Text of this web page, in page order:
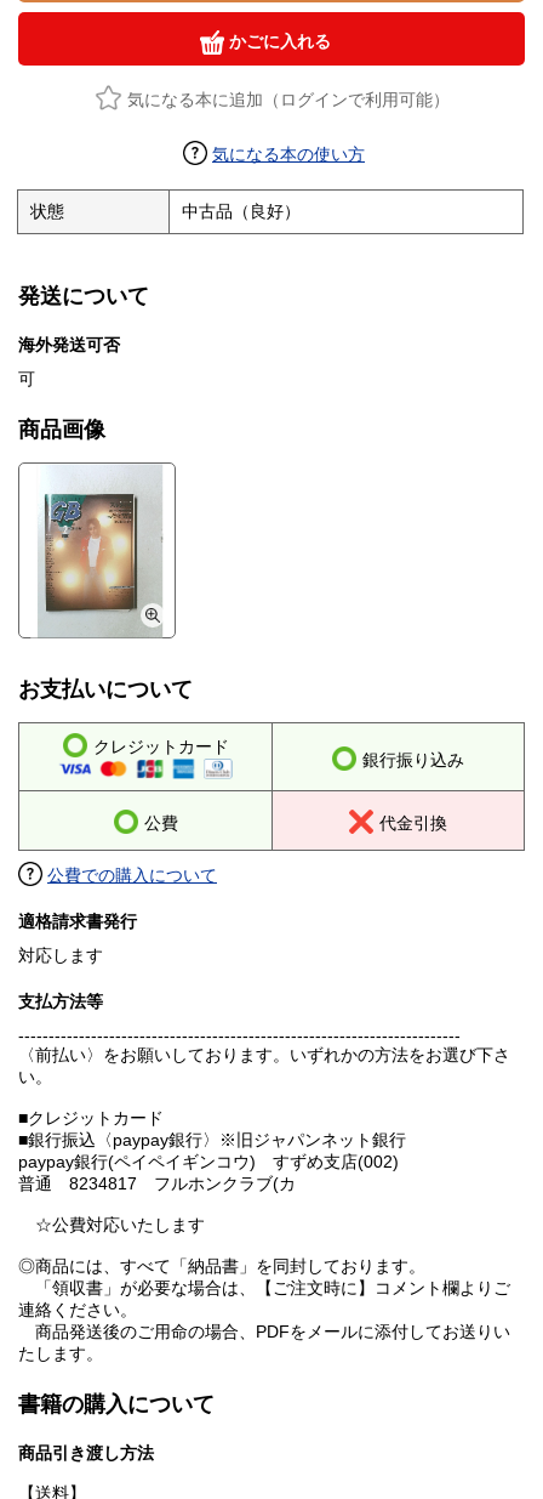
かごに入れる
気になる本に追加（ログインで利用可能）
気になる本の使い方
状態 中古品（良好）
発送について
海外発送可否
可
商品画像
お支払いについて
クレジットカード
銀行振り込み
公費 代金引換
公費での購入について
適格請求書発行
対応します
支払方法等
-------------------------------------------------------------------------
〈前払い〉をお願いしております。いずれかの方法をお選び下さ
い。
■クレジットカード
■銀行振込〈paypay銀行〉※旧ジャパンネット銀行
paypay銀行(ペイペイギンコウ) すずめ支店(002)
普通 8234817 フルホンクラブ(カ
☆公費対応いたします
◎商品には、すべて「納品書」を同封しております。
「領収書」が必要な場合は、【ご注文時に】コメント欄よりご
連絡ください。
商品発送後のご用命の場合、PDFをメールに添付してお送りい
たします。
書籍の購入について
商品引き渡し方法
【送料】